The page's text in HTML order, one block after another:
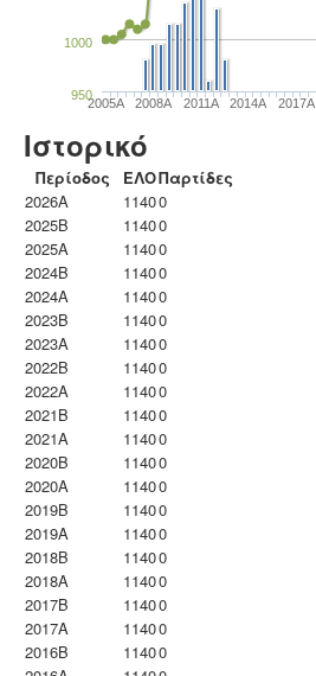
2005A 2008A 2011A 2014A 2017A
950
1000
Ιστορικό
Περίοδος ΕΛΟΠαρτίδες
2026A
11400
2025B
11400
2025A
11400
2024B
11400
2024A
11400
2023B
11400
2023Α
11400
2022B
11400
2022A
11400
2021B
11400
2021A
11400
2020B
11400
2020A
11400
2019B
11400
2019A
11400
2018B
11400
2018A
11400
2017B
11400
2017A
11400
2016B
11400